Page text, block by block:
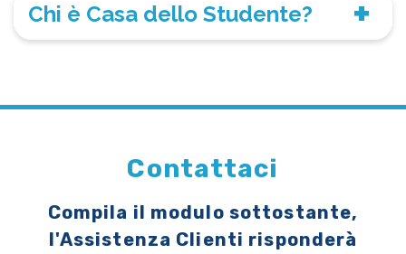
Chi è Casa dello Studente?
Contattaci
Compila il modulo sottostante,
l'Assistenza Clienti risponderà